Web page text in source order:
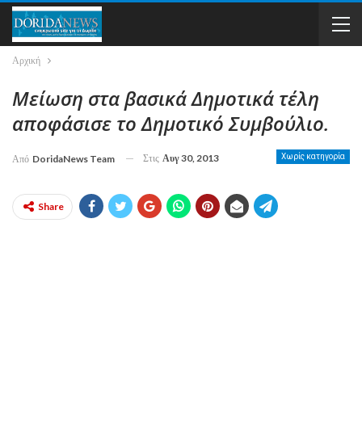
Αρχική
Μείωση στα βασικά Δημοτικά τέλη
αποφάσισε το Δημοτικό Συμβούλιο.
Χωρίς κατηγορία
Από DoridaNews Team Στις Αυγ 30, 2013
Share